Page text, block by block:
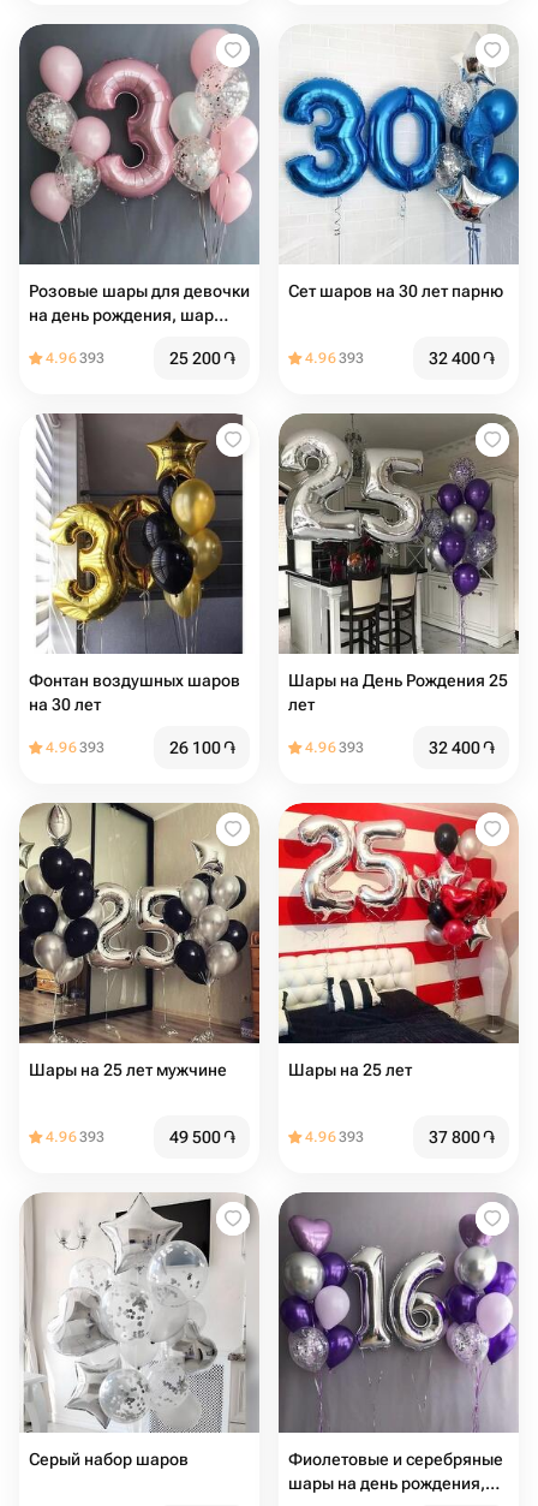
Розовые шары для девочки
на день рождения, шар
4.96393 25 200֏
Сет шаров на 30 лет парню
4.96393 32 400֏
Фонтан воздушных шаров
на 30 лет
4.96393 26 100֏
Шары на День Рождения 25
лет
4.96393 32 400֏
Шары на 25 лет мужчине
4.96393 49 500֏
Шары на 25 лет
4.96393 37 800֏
Серый набор шаров
Фиолетовые и серебряные
шары на день рождения,